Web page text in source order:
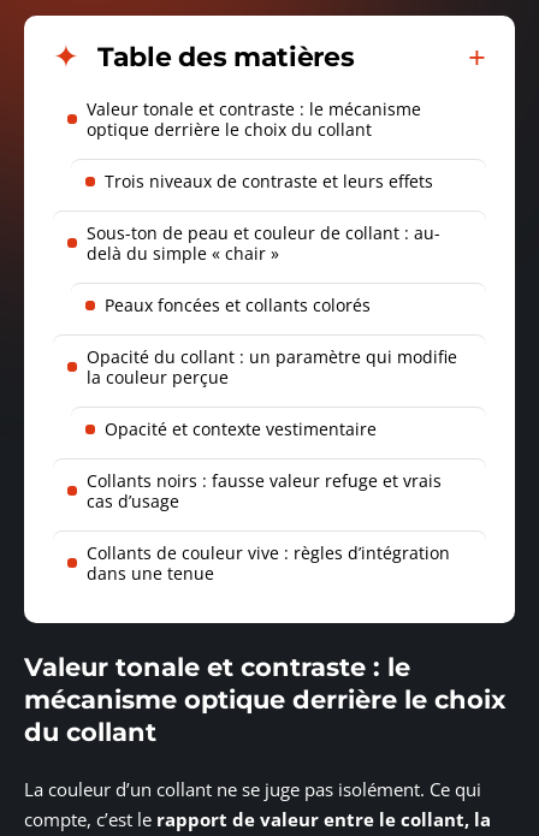
Table des matières
Valeur tonale et contraste : le mécanisme
optique derrière le choix du collant
Trois niveaux de contraste et leurs effets
Sous-ton de peau et couleur de collant : au-
delà du simple « chair »
Peaux foncées et collants colorés
Opacité du collant : un paramètre qui modifie
la couleur perçue
Opacité et contexte vestimentaire
Collants noirs : fausse valeur refuge et vrais
cas d’usage
Collants de couleur vive : règles d’intégration
dans une tenue
Valeur tonale et contraste : le
mécanisme optique derrière le choix
du collant
La couleur d’un collant ne se juge pas isolément. Ce qui
compte, c’est le rapport de valeur entre le collant, la